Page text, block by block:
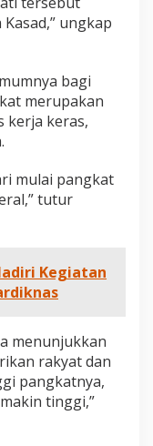
ungkap
bagi
merupakan
kerja keras,
mulai pangkat
tutur
Kegiatan
menunjukkan
rakyat dan
pangkatnya,
tinggi,”